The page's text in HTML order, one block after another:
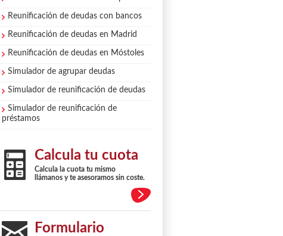
Reunificación de deudas con bancos
Reunificación de deudas en Madrid
Reunificación de deudas en Móstoles
Simulador de agrupar deudas
Simulador de reunificación de deudas
Simulador de reunificación de
préstamos
Calcula tu cuota
Calcula la cuota tu mismo
llámanos y te asesoramos sin coste.
Formulario